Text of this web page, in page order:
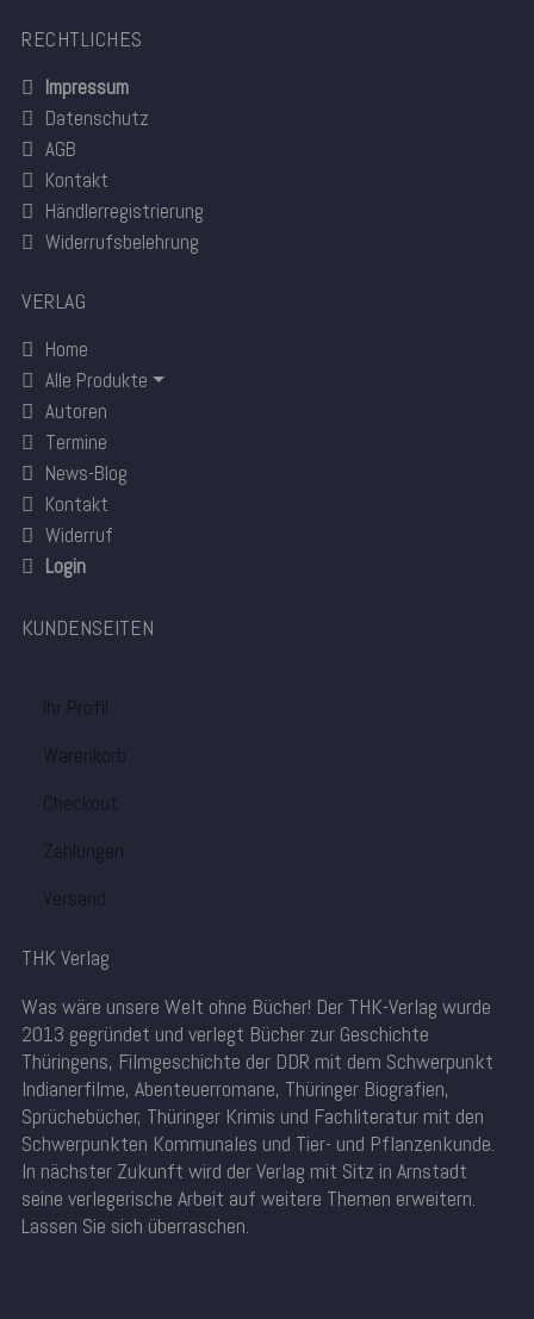
RECHTLICHES
Impressum
Datenschutz
AGB
Kontakt
Händlerregistrierung
Widerrufsbelehrung
VERLAG
Home
Alle Produkte
Autoren
Termine
News-Blog
Kontakt
Widerruf
Login
KUNDENSEITEN
Ihr Profil
Warenkorb
Checkout
Zahlungen
Versand
THK Verlag
Was wäre unsere Welt ohne Bücher! Der THK-Verlag wurde
2013 gegründet und verlegt Bücher zur Geschichte
Thüringens, Filmgeschichte der DDR mit dem Schwerpunkt
Indianerfilme, Abenteuerromane, Thüringer Biografien,
Sprüchebücher, Thüringer Krimis und Fachliteratur mit den
Schwerpunkten Kommunales und Tier- und Pflanzenkunde.
In nächster Zukunft wird der Verlag mit Sitz in Arnstadt
seine verlegerische Arbeit auf weitere Themen erweitern.
Lassen Sie sich überraschen.